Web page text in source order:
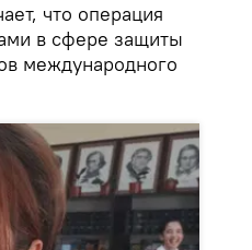
что операция
в сфере защиты
международного